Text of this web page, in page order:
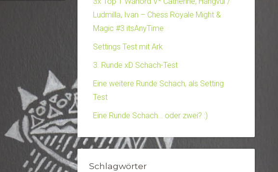
Ludmilla, Ivan – Chess Royale Might &
Magic #3 itsAnyTime
Settings Test mit Ark
3. Runde xD Schach-Test
Eine weitere Runde Schach, als Setting
Test
Eine Runde Schach… oder zwei? :)
Schlagwörter